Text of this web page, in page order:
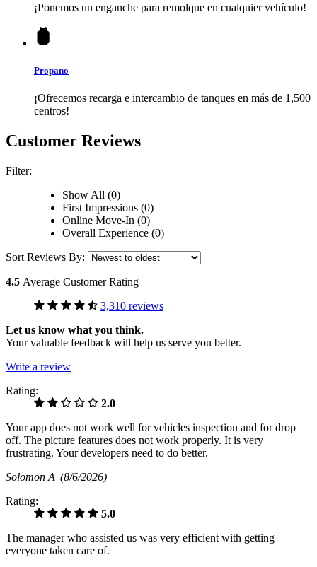
¡Ponemos un enganche para remolque en cualquier vehículo!
Propano
¡Ofrecemos recarga e intercambio de tanques en más de 1,500
centros!
Customer Reviews
Filter:
Show All (0)
First Impressions (0)
Online Move-In (0)
Overall Experience (0)
Sort Reviews By:
4.5 Average Customer Rating
3,310 reviews
Let us know what you think.
Your valuable feedback will help us serve you better.
Write a review
Rating:
2.0
Your app does not work well for vehicles inspection and for drop
off. The picture features does not work properly. It is very
frustrating. Your developers need to do better.
Solomon A (8/6/2026)
Rating:
5.0
The manager who assisted us was very efficient with getting
everyone taken care of.